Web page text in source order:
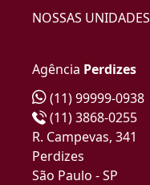
NOSSAS UNIDADES
Agência Perdizes
(11) 99999-0938
(11) 3868-0255
R. Campevas, 341
Perdizes
São Paulo - SP